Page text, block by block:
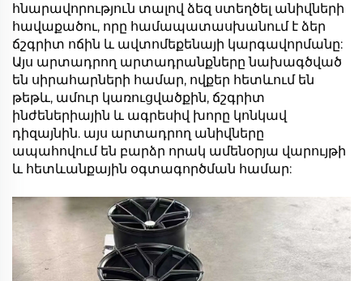
հնարավորություն տալով ձեզ ստեղծել անիվների
հավաքածու, որը համապատասխանում է ձեր
ճշգրիտ ոճին և ավտոմեքենայի կարգավորմանը:
Այս արտադրող արտադրանքները նախագծված
են սիրահարների համար, ովքեր հետևում են
թեթև, ամուր կառուցվածքին, ճշգրիտ
ինժեներիային և ագրեսիվ խորը կոնկավ
դիզայնին. այս արտադրող անիվները
ապահովում են բարձր որակ ամենօրյա վարույթի
և հետևանքային օգտագործման համար: